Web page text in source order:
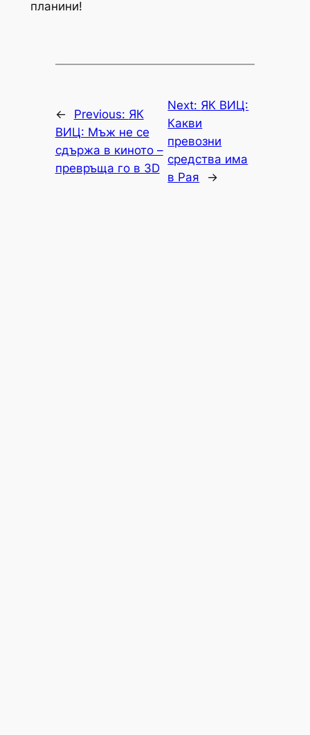
планини!
← Previous: ЯК
ВИЦ: Мъж не се
сдържа в киното –
превръща го в 3D
Next: ЯК ВИЦ:
Какви
превозни
средства има
в Рая
→